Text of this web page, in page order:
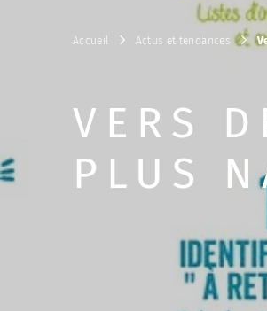
Accueil Actus et tendances
VERS
PLUS